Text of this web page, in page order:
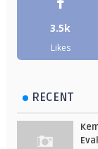
3.5k
Likes
RECENT